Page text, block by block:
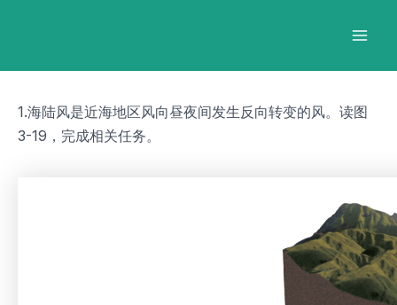
1.海陆风是近海地区风向昼夜间发生反向转变的风。读图
3-19，完成相关任务。